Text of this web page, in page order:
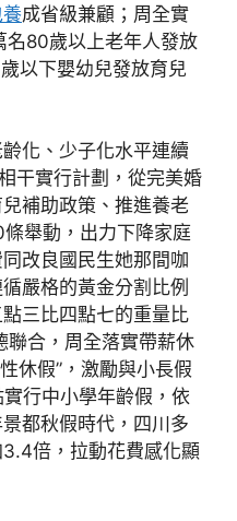
成省級兼顧；周全實
80歲以上老年人發放
以下嬰幼兒發放育兒
化、少子化水平連續
干實行計劃，從完美婚
補助政策、推進養老
舉動，出力下降家庭
改良國民生她那間咖
嚴格的黃金分割比例
三比四點七的重量比
聯合，周全落實帶薪休
休假”，激勵與小長假
行中小學年齡假，依
都秋假時代，四川多
倍，拉動花費感化顯